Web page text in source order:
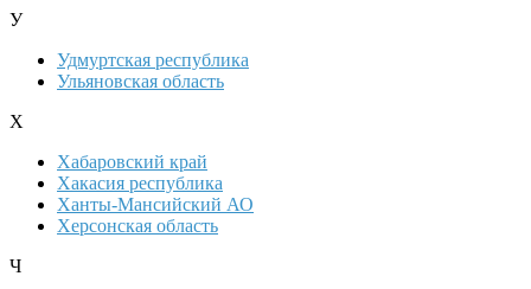
У
Удмуртская республика
Ульяновская область
Х
Хабаровский край
Хакасия республика
Ханты-Мансийский АО
Херсонская область
Ч